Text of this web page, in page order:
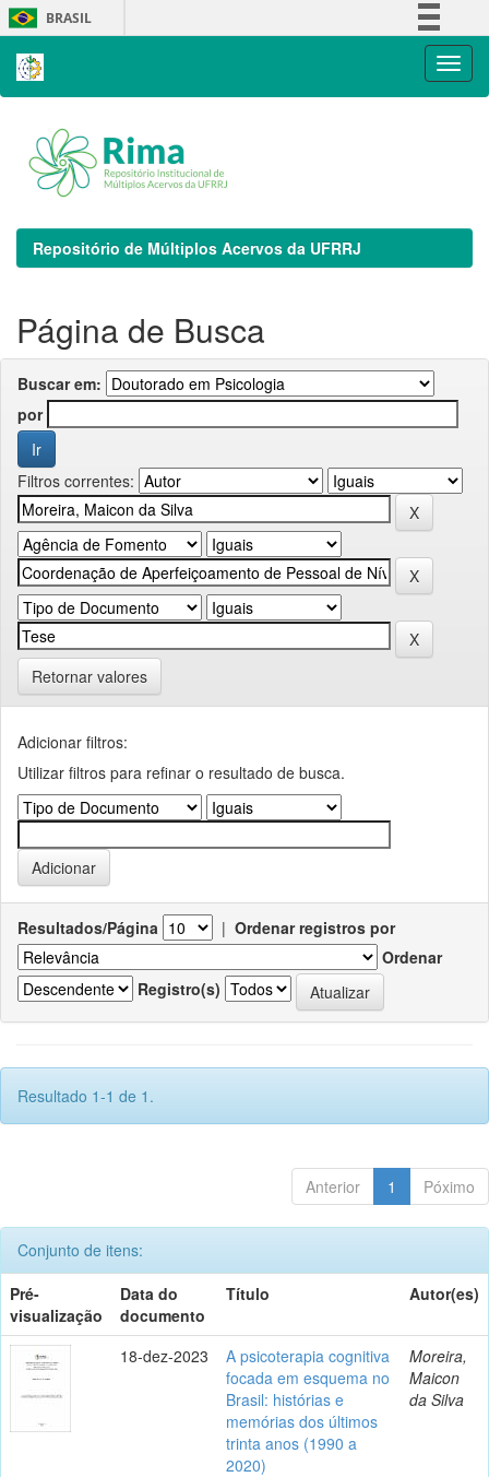
Skip
navigation
BRASIL
Repositório de Múltiplos Acervos da UFRRJ
Página de Busca
Buscar em:
por
Filtros correntes:
Retornar valores
Adicionar filtros:
Utilizar filtros para refinar o resultado de busca.
Resultados/Página | Ordenar registros por
Ordenar
Registro(s)
Resultado 1-1 de 1.
Anterior 1 Póximo
Conjunto de itens:
Pré-
visualização
Data do
documento
Título Autor(es)
18-dez-2023
A psicoterapia cognitiva
focada em esquema no
Brasil: histórias e
memórias dos últimos
trinta anos (1990 a
2020)
Moreira,
Maicon
da Silva